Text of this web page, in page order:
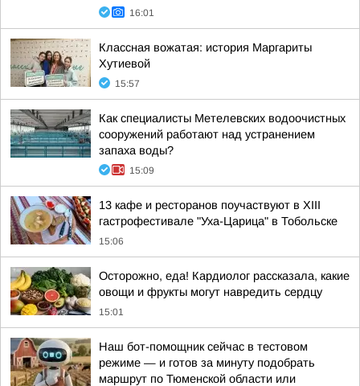
16:01
Классная вожатая: история Маргариты
Хутиевой
15:57
Как специалисты Метелевских водоочистных
сооружений работают над устранением
запаха воды?
15:09
13 кафе и ресторанов поучаствуют в XIII
гастрофестивале "Уха-Царица" в Тобольске
15:06
Осторожно, еда! Кардиолог рассказала, какие
овощи и фрукты могут навредить сердцу
15:01
Наш бот-помощник сейчас в тестовом
режиме — и готов за минуту подобрать
маршрут по Тюменской области или